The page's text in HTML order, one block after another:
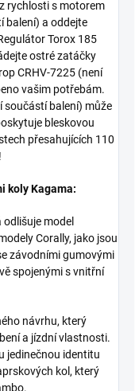
rychlosti s motorem
balení) a oddejte
Torox 185
ostré zatáčky
CRHV-7225 (není
vašim potřebám.
součástí balení) může
bleskovou
přesahujících 110
koly Kagama:
model
Corally, jako jsou
závodními gumovými
spojenými s vnitřní
návrhu, který
a jízdní vlastnosti.
jedinečnou identitu
kol, který